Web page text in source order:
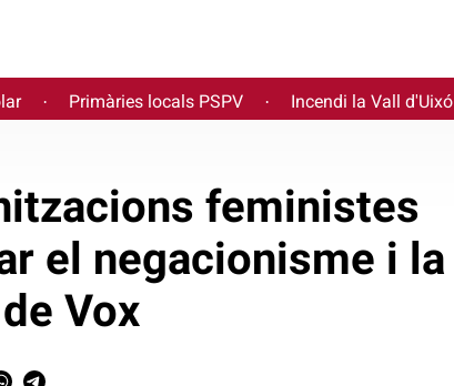
· Primàries locals PSPV · Incendi la Vall d'Uixó
feministes
el negacionisme i la
Vox